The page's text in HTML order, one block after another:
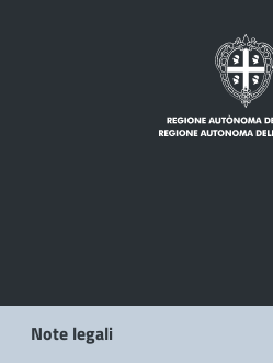
Note legali